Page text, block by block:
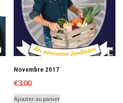
Novembre 2017
€3,00
Ajouter au panier